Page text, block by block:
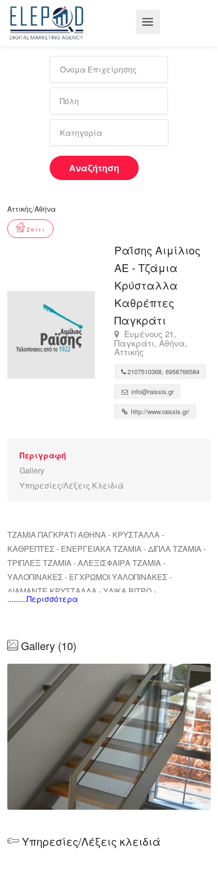
Αναζήτηση
Αττικής/Αθήνα
Σπίτι
Ραΐσης Αιμίλιος
ΑΕ - Τζάμια
Κρύσταλλα
Καθρέπτες
Παγκράτι
Ευμένους 21,
Παγκράτι, Αθήνα,
Αττικής
2107510368, 6958766584
info@raissis.gr
http://www.raissis.gr/
Περιγραφή
Gallery
Υπηρεσίες/Λέξεις Κλειδιά
ΤΖΑΜΙΑ ΠΑΓΚΡΑΤΙ ΑΘΗΝΑ - ΚΡΥΣΤΑΛΛΑ -
ΚΑΘΡΕΠΤΕΣ - ΕΝΕΡΓΕΙΑΚΑ ΤΖΑΜΙΑ - ΔΙΠΛΑ ΤΖΑΜΙΑ -
ΤΡΙΠΛΕΞ ΤΖΑΜΙΑ - ΑΛΕΞΙΣΦΑΙΡΑ ΤΖΑΜΙΑ -
ΥΑΛΟΠΙΝΑΚΕΣ - ΕΓΧΡΩΜΟΙ ΥΑΛΟΠΙΝΑΚΕΣ -
ΔΙΑΜΑΝΤΕ ΚΡΥΣΤΑΛΛΑ - ΥΛΙΚΑ ΒΙΤΡΩ -
ΥΑΛΟΤΟΥΒΛΑ - ΓΥΑΛΙΝΕΣ ΝΤΟΥΖΙΕΡΕΣ - ΓΥΑΛΙΝΑ
..........Περισσότερα
Gallery (10)
Υπηρεσίες/Λέξεις κλειδιά